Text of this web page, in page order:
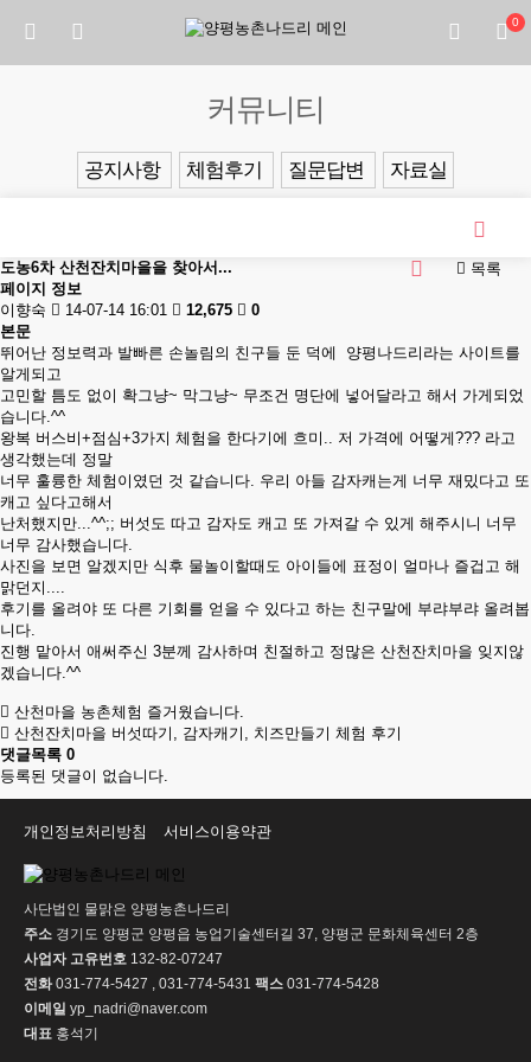
0
커뮤니티
공지사항 체험후기 질문답변 자료실
목록
도농6차 산천잔치마을을 찾아서...
페이지 정보
이향숙
14-07-14 16:01 12,675
0
본문
뛰어난 정보력과 발빠른 손놀림의 친구들 둔 덕에 양평나드리라는 사이트를
알게되고
고민할 틈도 없이 확그냥~ 막그냥~ 무조건 명단에 넣어달라고 해서 가게되었
습니다.^^
왕복 버스비+점심+3가지 체험을 한다기에 흐미.. 저 가격에 어떻게??? 라고
생각했는데 정말
너무 훌륭한 체험이였던 것 같습니다. 우리 아들 감자캐는게 너무 재밌다고 또
캐고 싶다고해서
난처했지만...^^;; 버섯도 따고 감자도 캐고 또 가져갈 수 있게 해주시니 너무
너무 감사했습니다.
사진을 보면 알겠지만 식후 물놀이할때도 아이들에 표정이 얼마나 즐겁고 해
맑던지....
후기를 올려야 또 다른 기회를 얻을 수 있다고 하는 친구말에 부랴부랴 올려봅
니다.
진행 맡아서 애써주신 3분께 감사하며 친절하고 정많은 산천잔치마을 잊지않
겠습니다.^^
산천마을 농촌체험 즐거웠습니다.
산천잔치마을 버섯따기, 감자캐기, 치즈만들기 체험 후기
댓글목록 0
등록된 댓글이 없습니다.
개인정보처리방침 서비스이용약관
사단법인 물맑은 양평농촌나드리
주소 경기도 양평군 양평읍 농업기술센터길 37, 양평군 문화체육센터 2층
사업자 고유번호 132-82-07247
전화031-774-5427 , 031-774-5431 팩스 031-774-5428
이메일 yp_nadri@naver.com
대표 홍석기